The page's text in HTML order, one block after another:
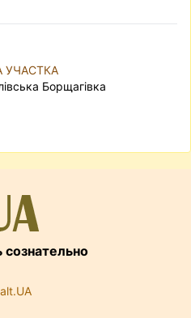
УЧАСТКА
Борщагівка